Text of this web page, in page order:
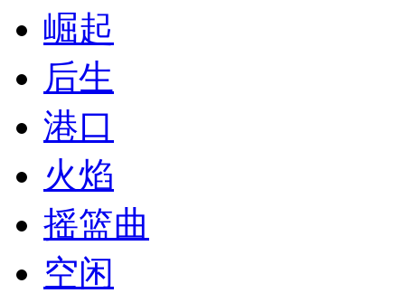
崛起
后生
港口
火焰
摇篮曲
空闲